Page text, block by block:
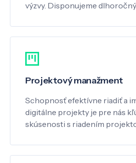
výzvy. Disponujeme
Projektový manažment
Schopnosť efektívne riadiť a
digitálne projekty je pre nás
skúsenosti s riadením